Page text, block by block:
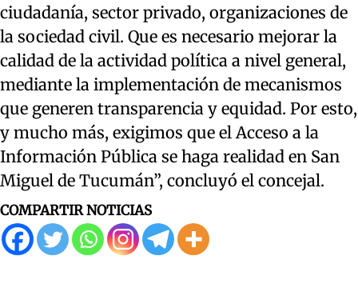
ciudadanía, sector privado, organizaciones de
la sociedad civil. Que es necesario mejorar la
calidad de la actividad política a nivel general,
mediante la implementación de mecanismos
que generen transparencia y equidad. Por esto,
y mucho más, exigimos que el Acceso a la
Información Pública se haga realidad en San
Miguel de Tucumán”, concluyó el concejal.
COMPARTIR NOTICIAS